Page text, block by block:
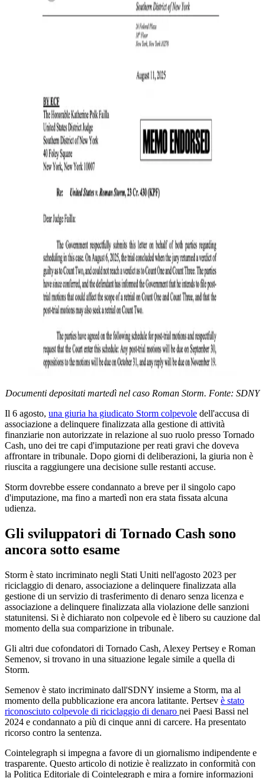
Documenti depositati martedì nel caso Roman Storm. Fonte: SDNY
Il 6 agosto, una giuria ha giudicato Storm colpevole dell'accusa di
associazione a delinquere finalizzata alla gestione di attività
finanziarie non autorizzate in relazione al suo ruolo presso Tornado
Cash, uno dei tre capi d'imputazione per reati gravi che doveva
affrontare in tribunale. Dopo giorni di deliberazioni, la giuria non è
riuscita a raggiungere una decisione sulle restanti accuse.
Storm dovrebbe essere condannato a breve per il singolo capo
d'imputazione, ma fino a martedì non era stata fissata alcuna
udienza.
Gli sviluppatori di Tornado Cash sono
ancora sotto esame
Storm è stato incriminato negli Stati Uniti nell'agosto 2023 per
riciclaggio di denaro, associazione a delinquere finalizzata alla
gestione di un servizio di trasferimento di denaro senza licenza e
associazione a delinquere finalizzata alla violazione delle sanzioni
statunitensi. Si è dichiarato non colpevole ed è libero su cauzione dal
momento della sua comparizione in tribunale.
Gli altri due cofondatori di Tornado Cash, Alexey Pertsey e Roman
Semenov, si trovano in una situazione legale simile a quella di
Storm.
Semenov è stato incriminato dall'SDNY insieme a Storm, ma al
momento della pubblicazione era ancora latitante. Pertsev è stato
riconosciuto colpevole di riciclaggio di denaro nei Paesi Bassi nel
2024 e condannato a più di cinque anni di carcere. Ha presentato
ricorso contro la sentenza.
Cointelegraph si impegna a favore di un giornalismo indipendente e
trasparente. Questo articolo di notizie è realizzato in conformità con
la Politica Editoriale di Cointelegraph e mira a fornire informazioni